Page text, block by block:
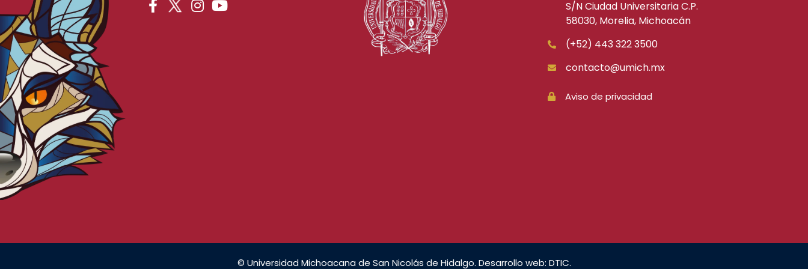
S/N Ciudad Universitaria C.P.
58030, Morelia, Michoacán
(+52) 443 322 3500
contacto@umich.mx
Aviso de privacidad
© Universidad Michoacana de San Nicolás de Hidalgo. Desarrollo web: DTIC.